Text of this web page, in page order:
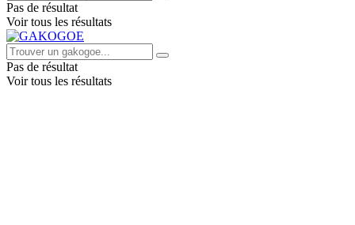
Pas de résultat
Voir tous les résultats
Pas de résultat
Voir tous les résultats